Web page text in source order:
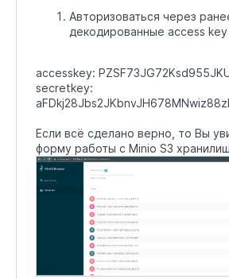
Авторизоваться через
декодированные access
accesskey:
secretkey:
Если всё сделано верно, то Вы
форму работы с Minio S3